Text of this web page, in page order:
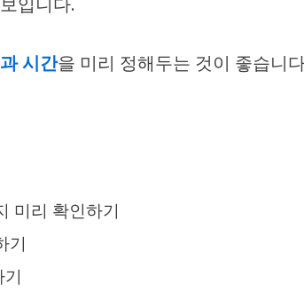
시간을 미리 정해두는 것이 좋습니
미리 확인하기
기